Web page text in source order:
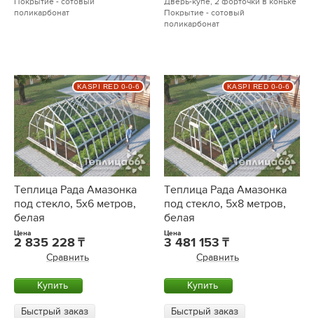
Покрытие - сотовый
поликарбонат
Дверь-купе, 2 форточки в коньке
Покрытие - сотовый
поликарбонат
Теплица Рада Амазонка
под стекло, 5х6 метров,
белая
Цена
2 835 228
Сравнить
Купить
Быстрый заказ
KASPI RED 0-0-6
Теплица Рада Амазонка
под стекло, 5х8 метров,
белая
Цена
3 481 153
Сравнить
Купить
Быстрый заказ
KASPI RED 0-0-6